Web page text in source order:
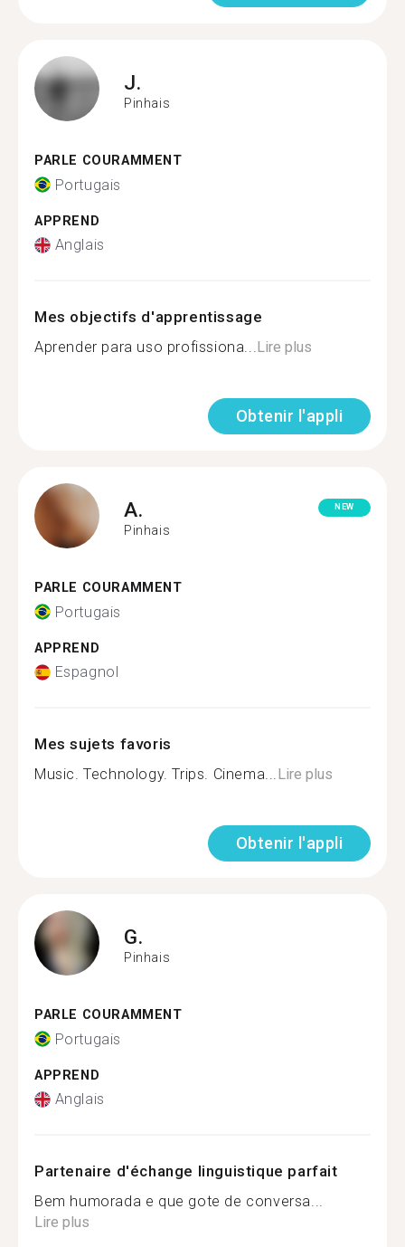
J.
Pinhais
PARLE COURAMMENT
Portugais
APPREND
Anglais
Mes objectifs d'apprentissage
Aprender para uso profissiona...Lire plus
Obtenir l'appli
A.
Pinhais
NEW
PARLE COURAMMENT
Portugais
APPREND
Espagnol
Mes sujets favoris
Music. Technology. Trips. Cinema...Lire plus
Obtenir l'appli
G.
Pinhais
PARLE COURAMMENT
Portugais
APPREND
Anglais
Partenaire d'échange linguistique parfait
Bem humorada e que gote de conversa...
Lire plus